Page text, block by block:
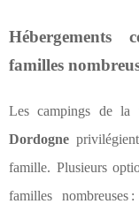
Hébergements
familles
Les campings de la
Dordogne
famille. Plusieurs
familles